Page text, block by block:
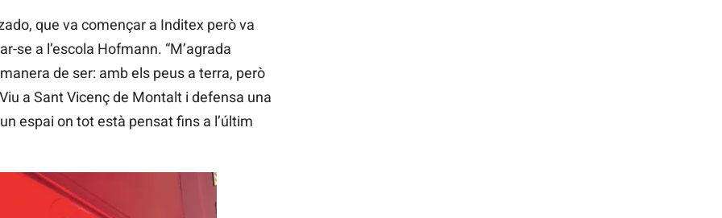
que va començar a Inditex però va
se a l’escola Hofmann. “M’agrada
de ser: amb els peus a terra, però
a Sant Vicenç de Montalt i defensa una
espai on tot està pensat fins a l’últim